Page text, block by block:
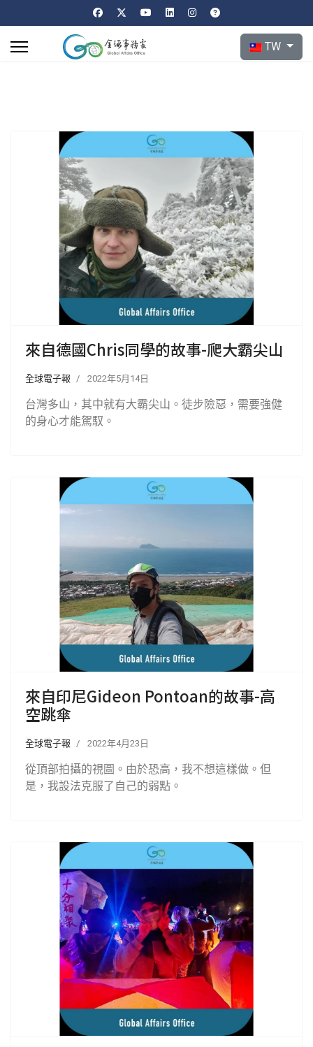
選擇你的語言
TW
來自德國Chris同學的故事-爬大霸尖山
全球電子報 2022年5月14日
台灣多山，其中就有大霸尖山。徒步險惡，需要強健
的身心才能駕馭。
來自印尼Gideon Pontoan的故事-高
空跳傘
全球電子報 2022年4月23日
從頂部拍攝的視圖。由於恐高，我不想這樣做。但
是，我設法克服了自己的弱點。